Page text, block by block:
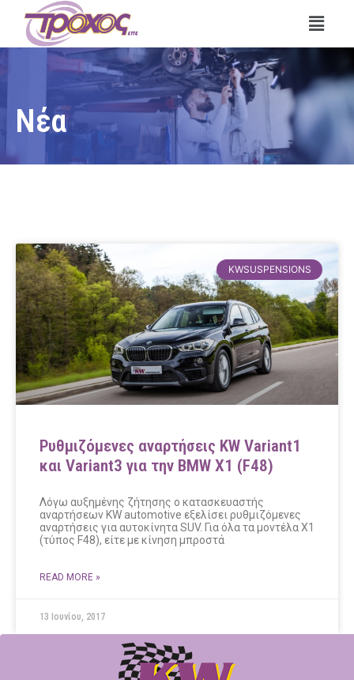
Νέα
KWSUSPENSIONS
Ρυθμιζόμενες αναρτήσεις KW Variant1
και Variant3 για την BMW X1 (F48)
Λόγω αυξημένης ζήτησης ο κατασκευαστής
αναρτήσεων KW automotive εξελίσει ρυθμιζόμενες
αναρτήσεις για αυτοκίνητα SUV. Για όλα τα μοντέλα Χ1
(τύπος F48), είτε με κίνηση μπροστά
READ MORE »
13 Ιουνίου, 2017